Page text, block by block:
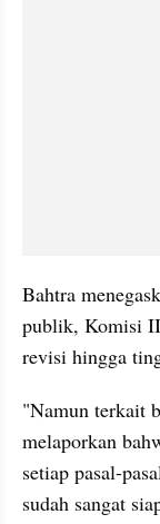
Bahtra
publik, Komisi II
revisi hingga
"Namun terkait
melaporkan
setiap pasal-
sudah sangat